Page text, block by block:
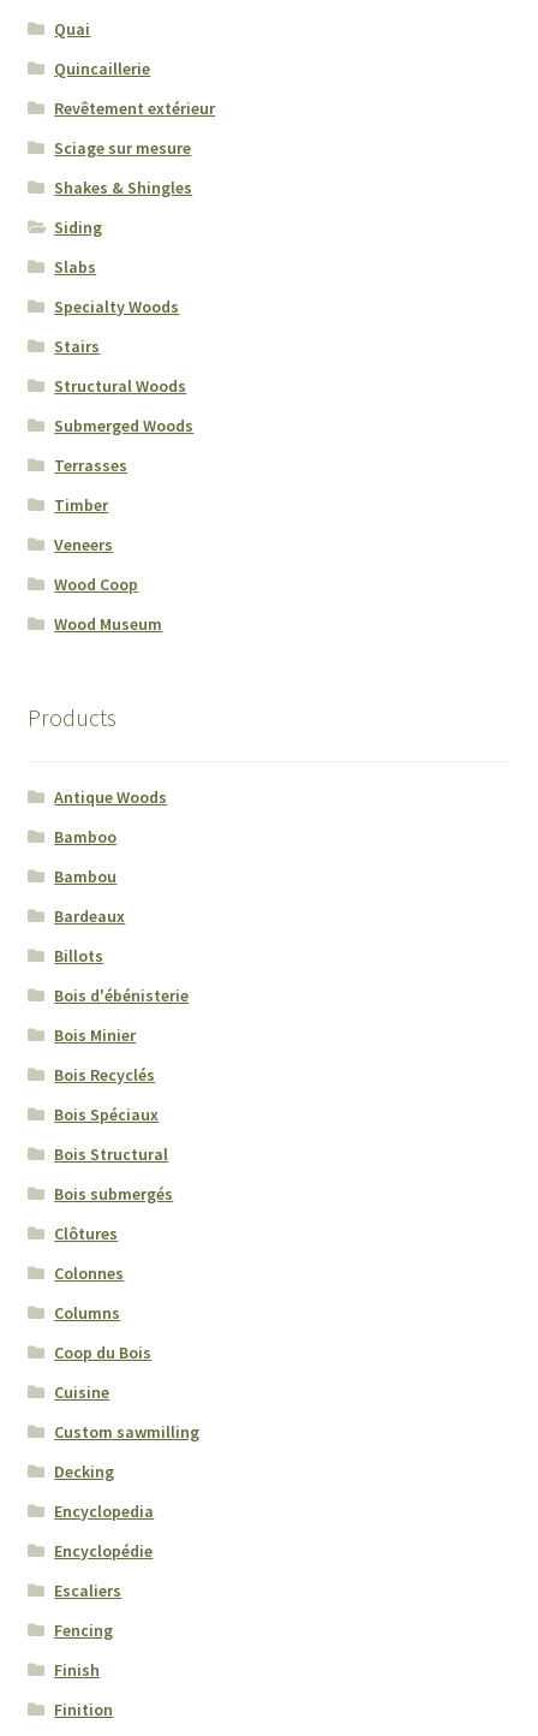
Quai
Quincaillerie
Revêtement extérieur
Sciage sur mesure
Shakes & Shingles
Siding
Slabs
Specialty Woods
Stairs
Structural Woods
Submerged Woods
Terrasses
Timber
Veneers
Wood Coop
Wood Museum
Products
Antique Woods
Bamboo
Bambou
Bardeaux
Billots
Bois d'ébénisterie
Bois Minier
Bois Recyclés
Bois Spéciaux
Bois Structural
Bois submergés
Clôtures
Colonnes
Columns
Coop du Bois
Cuisine
Custom sawmilling
Decking
Encyclopedia
Encyclopédie
Escaliers
Fencing
Finish
Finition